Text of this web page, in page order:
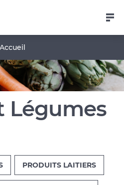
Légumes
Accueil
PRODUITS LAITIERS